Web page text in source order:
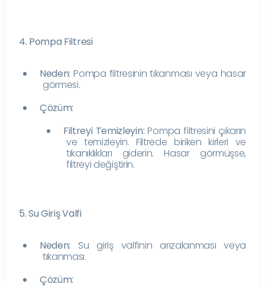
4. Pompa Filtresi
Neden: Pompa filtresinin tıkanması veya hasar
görmesi.
Çözüm:
Filtreyi Temizleyin: Pompa filtresini çıkarın
ve temizleyin. Filtrede biriken kirleri ve
tıkanıklıkları giderin. Hasar görmüşse,
filtreyi değiştirin.
5. Su Giriş Valfi
Neden: Su giriş valfinin arızalanması veya
tıkanması.
Çözüm: